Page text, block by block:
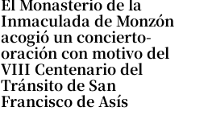
Inmaculada de Monzón
acogió un concierto-
oración con motivo del
VIII Centenario del
Tránsito de San
Francisco de Asís